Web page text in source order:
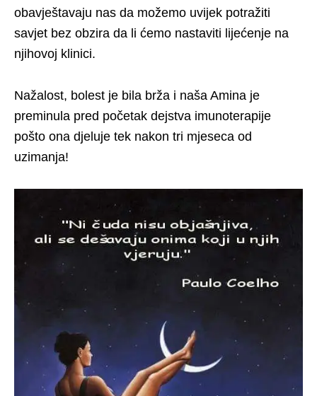
obavještavaju nas da možemo uvijek potražiti
savjet bez obzira da li ćemo nastaviti lijećenje na
njihovoj klinici.
Nažalost, bolest je bila brža i naša Amina je
preminula pred početak dejstva imunoterapije
pošto ona djeluje tek nakon tri mjeseca od
uzimanja!